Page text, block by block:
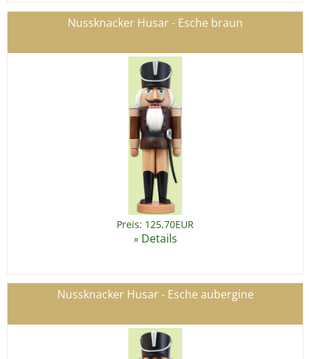
Nussknacker Husar - Esche braun
Preis: 125,70EUR
» Details
Nussknacker Husar - Esche aubergine